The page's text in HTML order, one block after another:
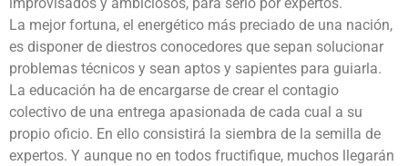
La mejor fortuna, el energético más preciado de una nación,
es disponer de diestros conocedores que sepan solucionar
problemas técnicos y sean aptos y sapientes para guiarla.
La educación ha de encargarse de crear el contagio
colectivo de una entrega apasionada de cada cual a su
propio oficio. En ello consistirá la siembra de la semilla de
expertos. Y aunque no en todos fructifique, muchos llegarán